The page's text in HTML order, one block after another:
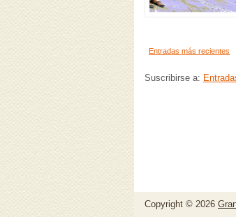
Entradas más recientes
Suscribirse a:
Copyright © 2026